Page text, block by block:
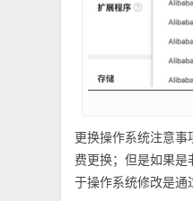
更换操作系统注意
费更换；但是如果
于操作系统修改是通